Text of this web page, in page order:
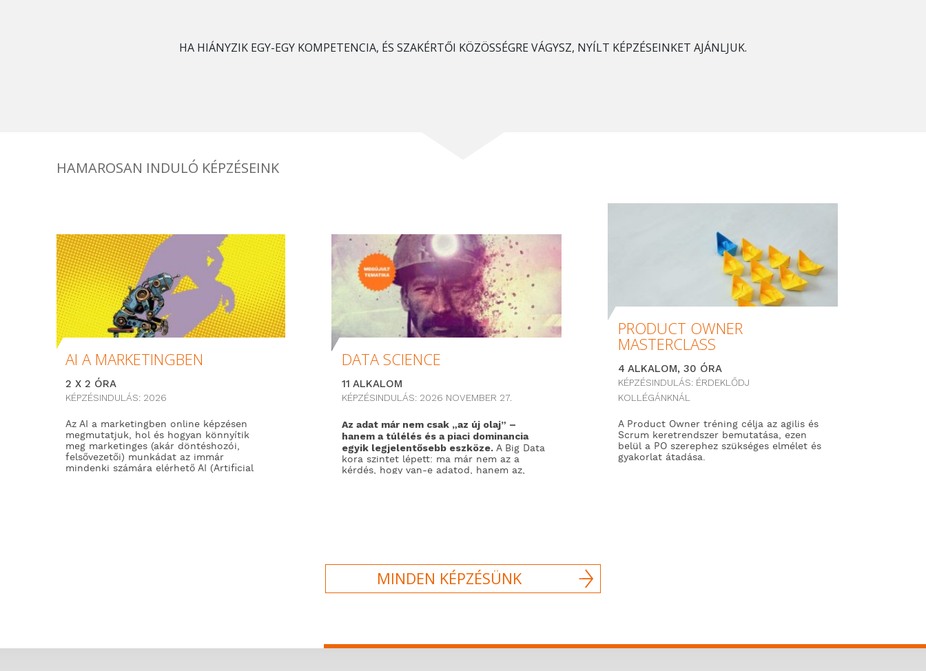
HA HIÁNYZIK EGY-EGY KOMPETENCIA, ÉS SZAKÉRTŐI KÖZÖSSÉGRE VÁGYSZ, NYÍLT KÉPZÉSEINKET AJÁNLJUK.
HAMAROSAN INDULÓ KÉPZÉSEINK
AI A MARKETINGBEN
2 X 2 ÓRA
KÉPZÉSINDULÁS: 2026
Az AI a marketingben online képzésen
megmutatjuk, hol és hogyan könnyítik
meg marketinges (akár döntéshozói,
felsővezetői) munkádat az immár
mindenki számára elérhető AI (Artificial
DATA SCIENCE
11 ALKALOM
KÉPZÉSINDULÁS: 2026 NOVEMBER 27.
Az adat már nem csak „az új olaj” –
hanem a túlélés és a piaci dominancia
egyik legjelentősebb eszköze. A Big Data
kora szintet lépett: ma már nem az a
kérdés, hogy van-e adatod, hanem az,
PRODUCT OWNER
MASTERCLASS
4 ALKALOM, 30 ÓRA
KÉPZÉSINDULÁS: ÉRDEKLŐDJ
KOLLÉGÁNKNÁL
A Product Owner tréning célja az agilis és
Scrum keretrendszer bemutatása, ezen
belül a PO szerephez szükséges elmélet és
gyakorlat átadása.
MINDEN KÉPZÉSÜNK